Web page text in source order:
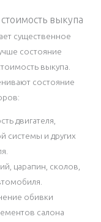
выкупа
существенное
состояние
выкупа.
состояние
двигателя,
системы и других
царапин, сколов,
обивки
салона